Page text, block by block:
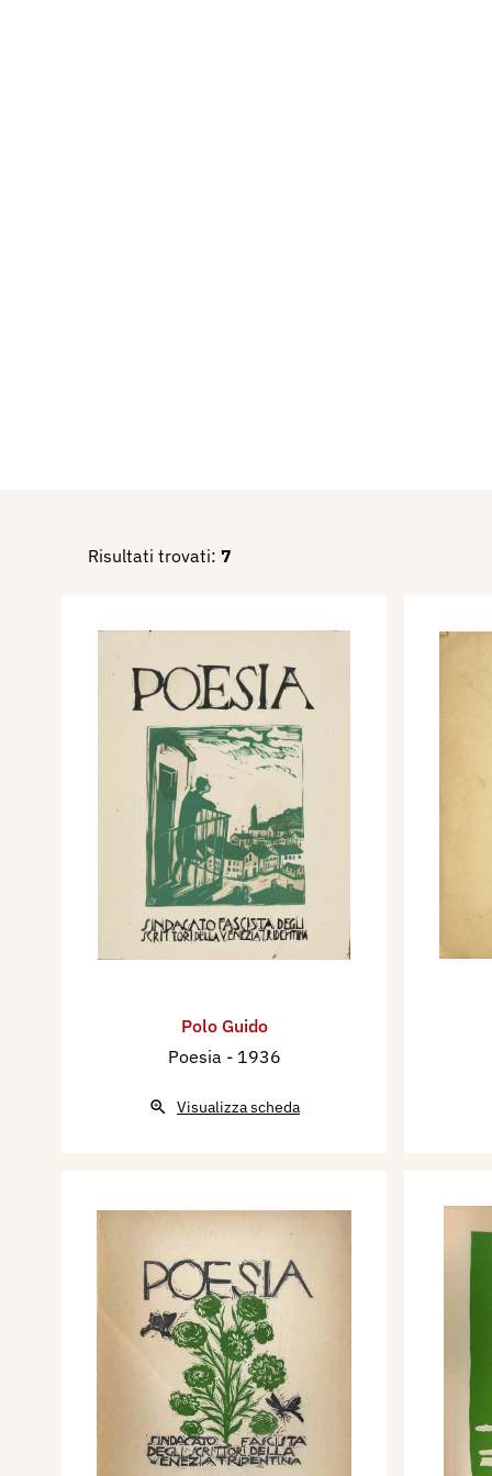
Nel 1957 figura alla “ I
contemporanea”, alla
Masa, Palazzo delle
Nel 1957 figura con 10
Incisori veneti
Mazzotti, che si tiene nel
Da maggio a settembre
alla mostra: Artistes
Nel 1960 partecipa con tre
collettiva
Dal 22 dicembre 1964 al
con sei incisioni, alla mostra
Incisori Veneti, catalogo, al
Lakenhal” di Leiden.
Figura dal 25 aprile al 31
biennale dell’incisione
si tiene presso l’Opera
Venezia, dove presenta 3
Nel 1965, è presente con
puntesecche alla rassegna:
cura di Giorgio Trentin, che
Biennale dell’Incisione
Incisione, alla 2^ Biennale
d’oggi e del disegno
contemporaneo nel mondo,
notturna, al Palazzo della
Partecipa dal 27 settembre
II Biennale dell’Incisione
Rotary Club Cittadella (PD),
notturna, Figure della città.
Risultati trovati: 7
Polo Guido
Poesia - 1936
Visualizza scheda